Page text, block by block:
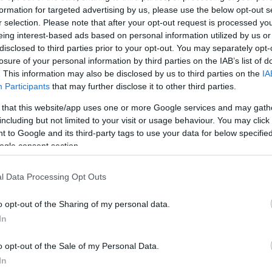
for targeted advertising by us, please use the below opt-out
selection. Please note that after your opt-out request is processed
interest-based ads based on personal information utilized by us
to third parties prior to your opt-out. You may separately
of your personal information by third parties on the IAB’s list of
This information may also be disclosed by us to third parties on the
Participants that may further disclose it to other third parties.
that this website/app uses one or more Google services and may
but not limited to your visit or usage behaviour. You may
to Google and its third-party tags to use your data for below
consent section.
Data Processing Opt Outs
opt-out of the Sharing of my personal data.
opt-out of the Sale of my Personal Data.
το οικονομικό πακέτο Πιερρακάκη κλπ. «Όταν
ο αγώνας κερδίζεται από τα πρώτα χιλιόμετρα, ο
έχει ρυθμό από νωρίς» πρόσθεσε ο
κάλεσε τον Κυρανάκη να πατήσει γκάζι από τώρα.
και ο ίδιος, από την Ρόδο το Σάββατο.
το μεσημέρι ο πρωθυπουργός δεν είχε
θα απαντήσει στον πρώην πρωθυπουργό
Αντώνη
Οι μεν του είπαν να μην το κάνει και να εμφανιστεί
να προκαλέσει δεξιά κοινά που βλέπουν θετικά
έχει συνέντευξη με τον
και σίγουρα θα τον ρωτήσει για τον Σαμαρά